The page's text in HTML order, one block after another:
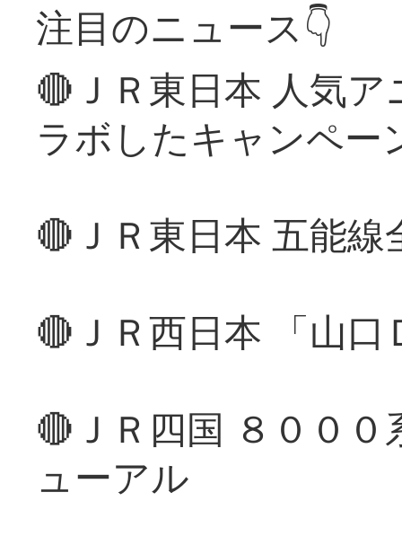
注目のニュース👇
🔴ＪＲ東日本 人気
ラボしたキャンペー
🔴ＪＲ東日本 五能
🔴ＪＲ西日本 「山
🔴ＪＲ四国 ８００
ューアル